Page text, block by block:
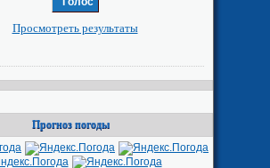
Просмотреть результаты
Прогноз погоды